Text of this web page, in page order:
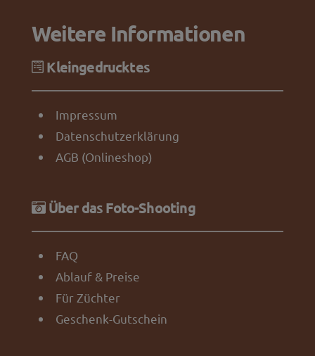
Weitere Informationen
Kleingedrucktes
Impressum
Datenschutzerklärung
AGB (Onlineshop)
Über das Foto-Shooting
FAQ
Ablauf & Preise
Für Züchter
Geschenk-Gutschein